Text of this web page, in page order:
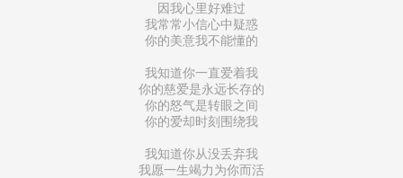
因我心里好难过
我常常小信心中疑惑
你的美意我不能懂的
我知道你一直爱着我
你的慈爱是永远长存的
你的怒气是转眼之间
你的爱却时刻围绕我
我知道你从没丢弃我
我愿一生竭力为你而活